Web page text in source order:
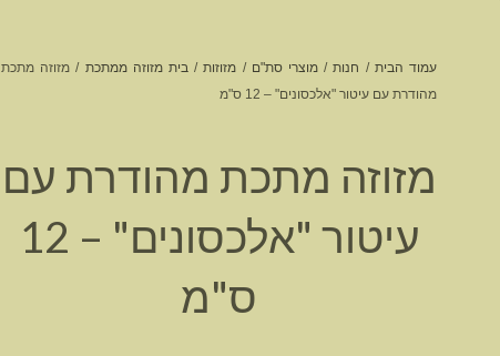
עמוד הבית / חנות/ מוצרי סת"ם / מזוזות/ בית מזוזה ממתכת / מזוזה מתכת
מהודרת עם עיטור "אלכסונים" – 12 ס"מ
מזוזה מתכת מהודרת עם
עיטור "אלכסונים" – 12
ס"מ